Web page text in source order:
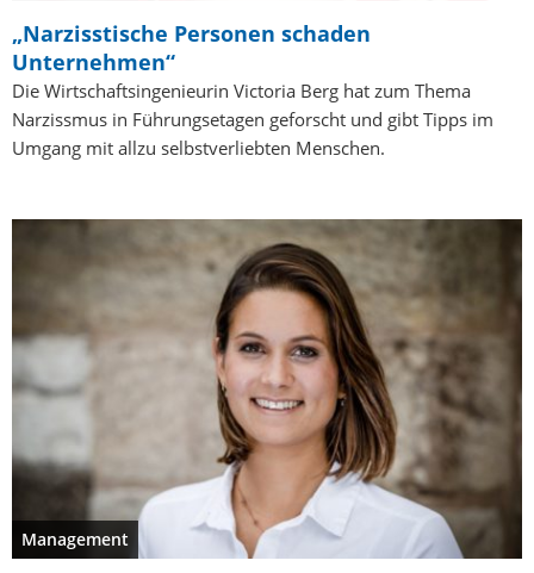
„Narzisstische Personen schaden
Unternehmen“
Die Wirtschaftsingenieurin Victoria Berg hat zum Thema
Narzissmus in Führungsetagen geforscht und gibt Tipps im
Umgang mit allzu selbstverliebten Menschen.
Management